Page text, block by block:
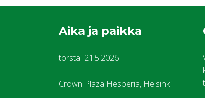
Aika ja paikka
torstai 21.5.2026
Crown Plaza Hesperia, Helsinki